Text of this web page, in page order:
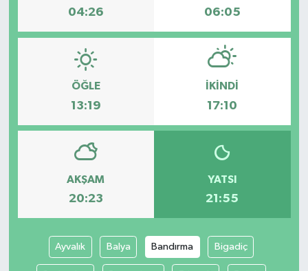
04:26 06:05
ÖĞLE
13:19
İKINDI
17:10
AKŞAM
20:23
YATSI
21:55
Ayvalık Balya Bandırma Bigadiç